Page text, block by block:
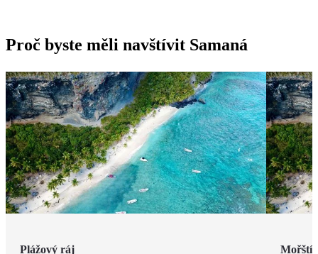
Proč byste měli navštívit Samaná
Plážový ráj Mořští